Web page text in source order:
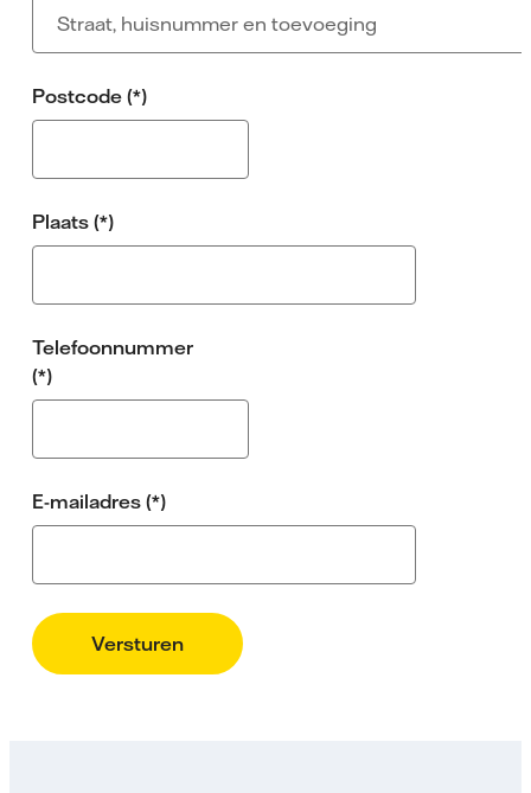
Postcode
Plaats
Telefoonnummer
E-mailadres
Versturen